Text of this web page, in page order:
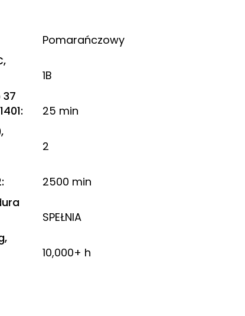
Pomarańczowy
1B
:
25 min
2
:
2500 min
SPEŁNIA
10,000+ h